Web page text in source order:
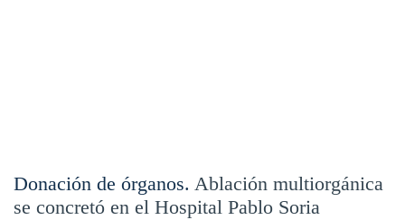
Donación de órganos. Ablación multiorgánica
se concretó en el Hospital Pablo Soria